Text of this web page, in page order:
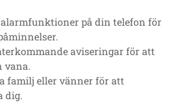
på din telefon för
aviseringar för att
vana.
familj eller vänner för att
dig.